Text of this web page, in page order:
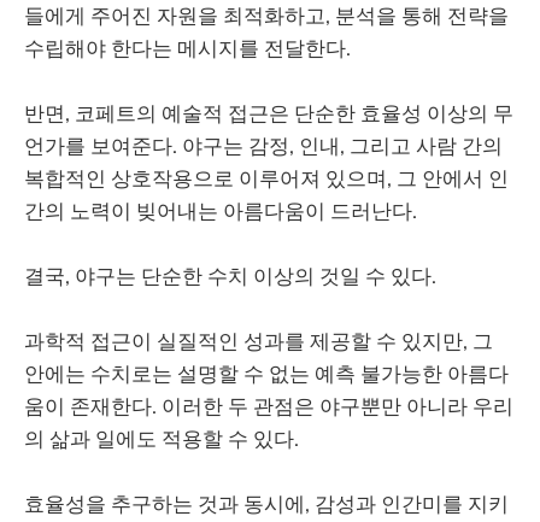
들에게 주어진 자원을 최적화하고, 분석을 통해 전략을
수립해야 한다는 메시지를 전달한다.
반면, 코페트의 예술적 접근은 단순한 효율성 이상의 무
언가를 보여준다. 야구는 감정, 인내, 그리고 사람 간의
복합적인 상호작용으로 이루어져 있으며, 그 안에서 인
간의 노력이 빚어내는 아름다움이 드러난다.
결국, 야구는 단순한 수치 이상의 것일 수 있다.
과학적 접근이 실질적인 성과를 제공할 수 있지만, 그
안에는 수치로는 설명할 수 없는 예측 불가능한 아름다
움이 존재한다. 이러한 두 관점은 야구뿐만 아니라 우리
의 삶과 일에도 적용할 수 있다.
효율성을 추구하는 것과 동시에, 감성과 인간미를 지키